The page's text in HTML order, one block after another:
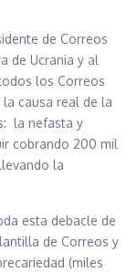
de Correos
de Ucrania y al
los Correos
causa real de la
la nefasta y
cobrando 200 mil
la
esta debacle de
de Correos y
(miles